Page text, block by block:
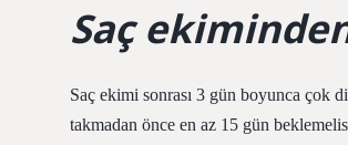
Saç
Saç ekimi sonrası 3 gün boyunca çok
takmadan önce en az 15 gün